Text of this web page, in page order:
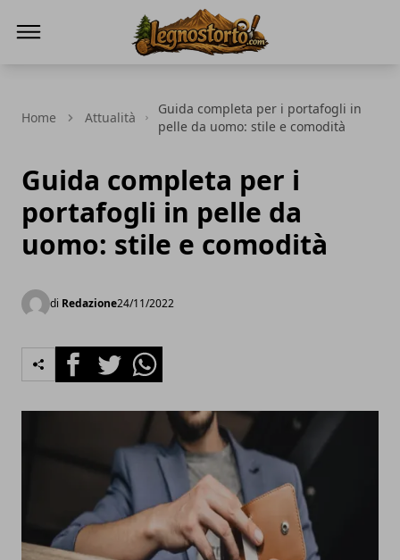
Home Attualità
Guida completa per i portafogli in
pelle da uomo: stile e comodità
Guida completa per i
portafogli in pelle da
uomo: stile e comodità
di Redazione24/11/2022
FacebookTwitterWhatsapp